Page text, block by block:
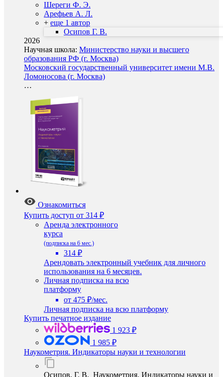
Шереги Ф. Э.
Арефьев А. Л.
+ еще 1 автор
Осипов Г. В.
2026
Научная школа: Министерство науки и высшего
образования РФ (г. Москва)
Московский государственный университет имени М.В.
Ломоносова (г. Москва)
…
Ознакомиться
Купить доступ от 314 ₽
Аренда электронного
курса
(подписка на 6 мес.)
314 ₽
Арендовать электронный учебник для личного
использования на 6 месяцев.
Личная подписка на всю
платформу
от 475 ₽/мес.
Личная подписка на всю платформу
Купить печатное издание
1 923 ₽
1 985 ₽
Наукометрия. Индикаторы науки и технологии
Осипов, Г. В. Наукометрия. Индикаторы науки и